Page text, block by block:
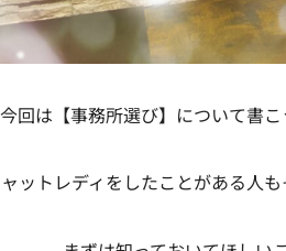
回は【事務所選び】について書
ットレディをしたことがある人